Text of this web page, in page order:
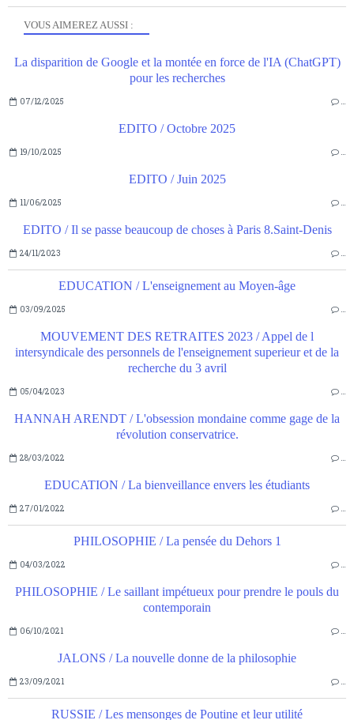
VOUS AIMEREZ AUSSI :
La disparition de Google et la montée en force de l'IA (ChatGPT)
pour les recherches
07/12/2025 …
EDITO / Octobre 2025
19/10/2025 …
EDITO / Juin 2025
11/06/2025 …
EDITO / Il se passe beaucoup de choses à Paris 8.Saint-Denis
24/11/2023 …
EDUCATION / L'enseignement au Moyen-âge
03/09/2025 …
MOUVEMENT DES RETRAITES 2023 / Appel de l
intersyndicale des personnels de l'enseignement superieur et de la
recherche du 3 avril
05/04/2023 …
HANNAH ARENDT / L'obsession mondaine comme gage de la
révolution conservatrice.
28/03/2022 …
EDUCATION / La bienveillance envers les étudiants
27/01/2022 …
PHILOSOPHIE / La pensée du Dehors 1
04/03/2022 …
PHILOSOPHIE / Le saillant impétueux pour prendre le pouls du
contemporain
06/10/2021 …
JALONS / La nouvelle donne de la philosophie
23/09/2021 …
RUSSIE / Les mensonges de Poutine et leur utilité